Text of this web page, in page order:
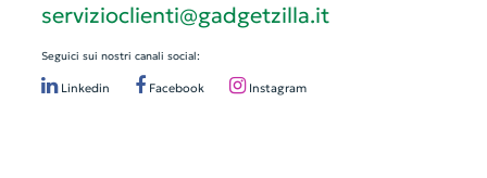
servizioclienti@gadgetzilla.it
Seguici sui nostri canali social:
Linkedin Facebook Instagram